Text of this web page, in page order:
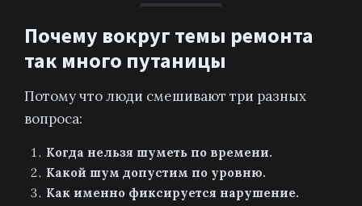
Почему вокруг темы ремонта
так много путаницы
Потому что люди смешивают три разных
вопроса:
Когда нельзя шуметь по времени.
Какой шум допустим по уровню.
Как именно фиксируется нарушение.